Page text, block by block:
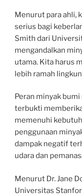
Menurut para ahli,
serius bagi
Smith dari
mengandalkan
utama. Kita harus
lebih ramah
Peran minyak
terbukti
memenuhi
penggunaan
dampak negatif
udara dan
Menurut Dr. Jane
Universitas